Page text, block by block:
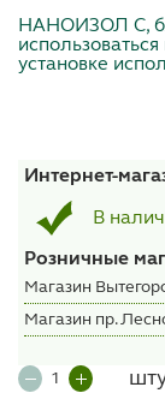
НАНОИЗОЛ С,
установке
Интернет-
В
Розничные
Магазин
Магазин пр.